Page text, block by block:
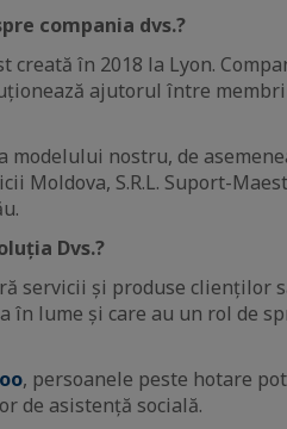
compania dvs.?
creată în 2018 la Lyon.
ajutorul între
nostru, de
Moldova, S.R.L. Suport-
Dvs.?
servicii și produse clienților
în lume și care au un rol de
, persoanele peste hotare
de asistență socială.